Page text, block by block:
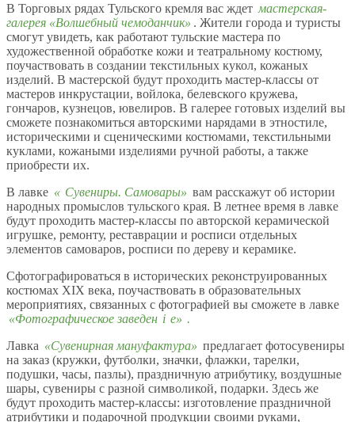
В Торговых рядах Тульского кремля вас ждет мастерская-
галерея «Волшебный чемоданчик» . Жители города и туристы
смогут увидеть, как работают тульские мастера по
художественной обработке кожи и театральному костюму,
поучаствовать в создании текстильных кукол, кожаных
изделий. В мастерской будут проходить мастер-классы от
мастеров инкрустации, войлока, белевского кружева,
гончаров, кузнецов, ювелиров. В галерее готовых изделий вы
сможете познакомиться авторскими нарядами в этностиле,
историческими и сценическими костюмами, текстильными
куклами, кожаными изделиями ручной работы, а также
приобрести их.
В лавке « Сувениры. Самовары» вам расскажут об истории
народных промыслов тульского края. В летнее время в лавке
будут проходить мастер-классы по авторской керамической
игрушке, ремонту, реставрации и росписи отдельных
элементов самоваров, росписи по дереву и керамике.
Сфотографироваться в исторических реконструированных
костюмах XIX века, поучаствовать в образовательных
мероприятиях, связанных с фотографией вы сможете в лавке
«Фотографическое заведен i е» .
Лавка «Сувенирная мануфактура» предлагает фотосувениры
на заказ (кружки, футболки, значки, флажки, тарелки,
подушки, часы, пазлы), праздничную атрибутику, воздушные
шары, сувениры с разной символикой, подарки. Здесь же
будут проходить мастер-классы: изготовление праздничной
атрибутики и подарочной продукции своими руками,